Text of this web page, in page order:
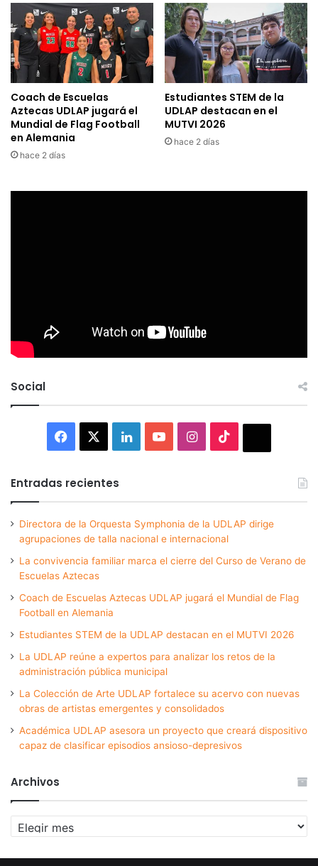
Coach de Escuelas
Aztecas UDLAP jugará el
Mundial de Flag Football
en Alemania
hace 2 días
Estudiantes STEM de la
UDLAP destacan en el
MUTVI 2026
hace 2 días
Social
Facebook LinkedInYouTubeInstagram
Entradas recientes
Directora de la Orquesta Symphonia de la UDLAP dirige
agrupaciones de talla nacional e internacional
La convivencia familiar marca el cierre del Curso de Verano de
Escuelas Aztecas
Coach de Escuelas Aztecas UDLAP jugará el Mundial de Flag
Football en Alemania
Estudiantes STEM de la UDLAP destacan en el MUTVI 2026
La UDLAP reúne a expertos para analizar los retos de la
administración pública municipal
La Colección de Arte UDLAP fortalece su acervo con nuevas
obras de artistas emergentes y consolidados
Académica UDLAP asesora un proyecto que creará dispositivo
capaz de clasificar episodios ansioso-depresivos
Archivos
Archivos